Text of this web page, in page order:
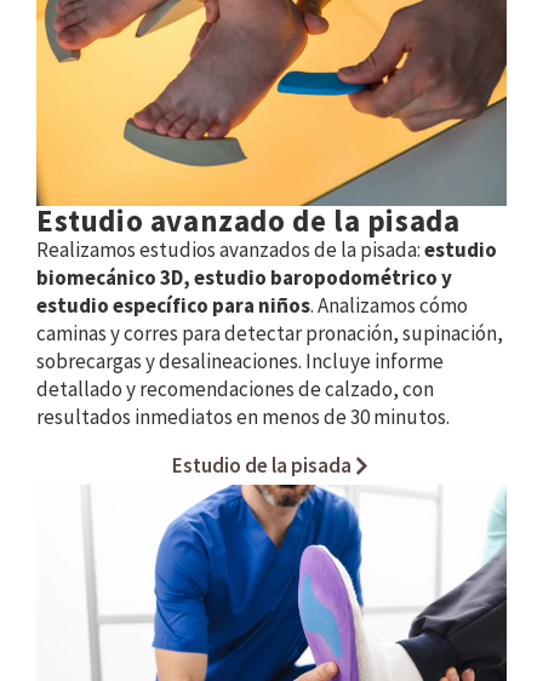
Estudio avanzado de la pisada
Realizamos estudios avanzados de la pisada:estudio
biomecánico 3D, estudio baropodométrico y
estudio específico para niños. Analizamos cómo
caminas y corres para detectar pronación, supinación,
sobrecargas y desalineaciones. Incluye informe
detallado y recomendaciones de calzado, con
resultados inmediatos en menos de 30 minutos.
Estudio de la pisada